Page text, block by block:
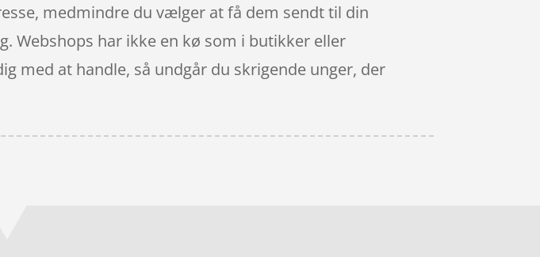
medmindre du vælger at få dem sendt til din
Webshops har ikke en kø som i butikker eller
med at handle, så undgår du skrigende unger, der